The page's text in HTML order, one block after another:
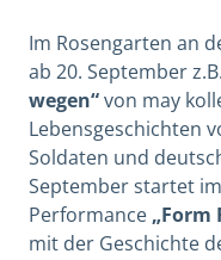
Im Rosengarten an
ab 20. September
wegen“von may
Lebensgeschichten
Soldaten und
September startet
Performance „Form
mit der Geschichte